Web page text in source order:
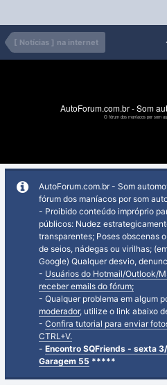
[ Notícias ] na internet
AutoForum.com.br - Som
O fórum dos maníacos por som
AutoForum.com.br - Som
fórum dos maníacos por som
- Proibido conteúdo impróprio
públicos: Nudez
transparentes; Poses obscenas
de seios, nádegas ou virilhas;
Google) Qualquer desvio,
- Usuários do Hotmail/Outlook/
receber emails do fórum;
- Qualquer problema em algum
moderador, utilize o link abaixo
- Confira tutorial para enviar
CTRL+V.
- Encontro SQFriends - sexta
Garagem 55 *****